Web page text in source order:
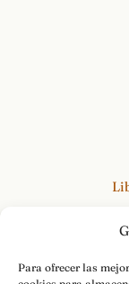
Para ofrecer las